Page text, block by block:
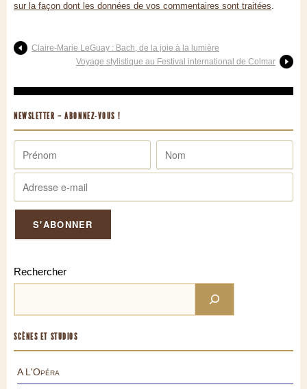
sur la façon dont les données de vos commentaires sont traitées.
Claire-Marie LeGuay : Bach, de la joie à la lumière
Voyage stylistique au Festival international de Colmar
NEWSLETTER – ABONNEZ-VOUS !
Rechercher
SCÈNES ET STUDIOS
A L'Opéra